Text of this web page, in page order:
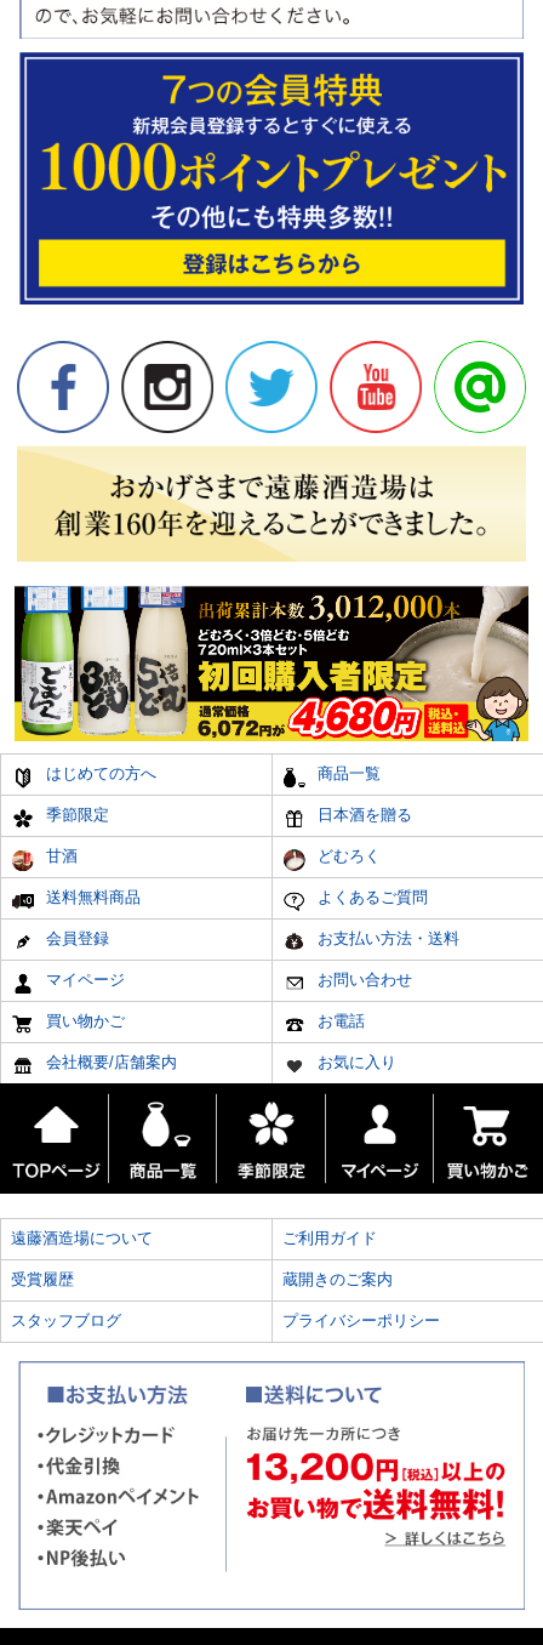
はじめての方へ 商品一覧
季節限定 日本酒を贈る
甘酒 どむろく
送料無料商品 よくあるご質問
会員登録 お支払い方法・送料
マイページ お問い合わせ
買い物かご お電話
会社概要/店舗案内 お気に入り
遠藤酒造場について ご利用ガイド
受賞履歴 蔵開きのご案内
スタッフブログ プライバシーポリシー